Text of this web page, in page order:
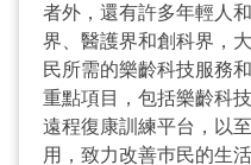
教育活動，透過創新科
老和家居復康，為有需
素，同時減輕照顧者的
結各持份者，捉緊人口
社會持續發展。 文章刊
蔡海偉網誌》 ...
者外，還有許多年輕人
界、醫護界和創科界，
民所需的樂齡科技服務
重點項目，包括樂齡科
遠程復康訓練平台，以
用，致力改善巿民的生